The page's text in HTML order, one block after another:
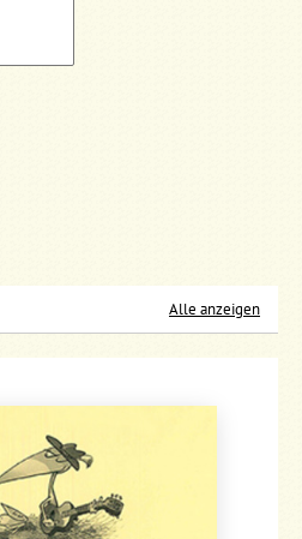
Alle anzeigen